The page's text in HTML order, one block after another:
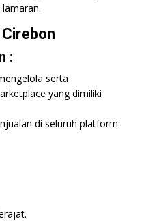
:
serta
yang dimiliki
di seluruh platform